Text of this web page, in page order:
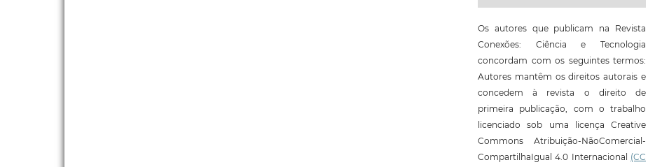
Os autores que publicam na Revista
Conexões: Ciência e Tecnologia
concordam com os seguintes termos:
Autores mantêm os direitos autorais e
concedem à revista o direito de
primeira publicação, com o trabalho
licenciado sob uma licença Creative
Commons Atribuição-NãoComercial-
CompartilhaIgual 4.0 Internacional (CC